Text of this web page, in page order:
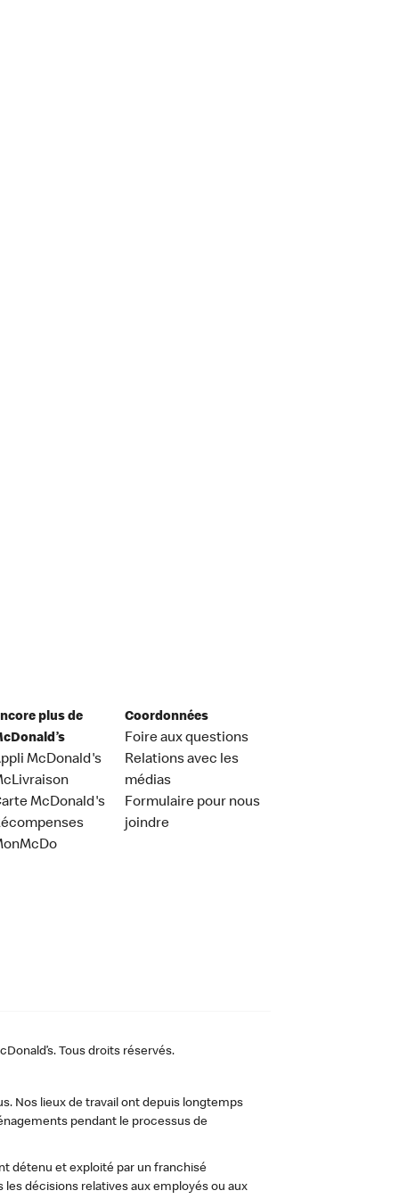
plus de
McDonald's
McDonald's
Coordonnées
Foire aux questions
Relations avec les
médias
Formulaire pour nous
joindre
Tous droits réservés.
Nos lieux de travail ont depuis longtemps
pendant le processus de
détenu et exploité par un franchisé
décisions relatives aux employés ou aux